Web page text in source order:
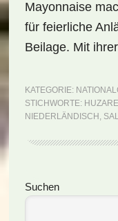
Mayonnaise
für feierliche
Beilage. Mit
KATEGORIE:
STICHWORTE:
NIEDERLÄNDISCH ,
Seitenspalte
Suchen